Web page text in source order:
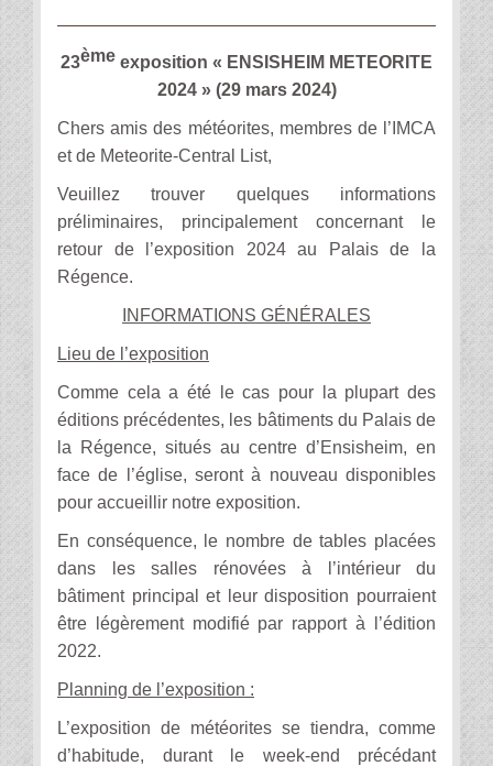
23ème exposition « ENSISHEIM METEORITE
2024 » (29 mars 2024)
Chers amis des météorites, membres de l’IMCA
et de Meteorite-Central List,
Veuillez trouver quelques informations
préliminaires, principalement concernant le
retour de l’exposition 2024 au Palais de la
Régence.
INFORMATIONS GÉNÉRALES
Lieu de l’exposition
Comme cela a été le cas pour la plupart des
éditions précédentes, les bâtiments du Palais de
la Régence, situés au centre d’Ensisheim, en
face de l’église, seront à nouveau disponibles
pour accueillir notre exposition.
En conséquence, le nombre de tables placées
dans les salles rénovées à l’intérieur du
bâtiment principal et leur disposition pourraient
être légèrement modifié par rapport à l’édition
2022.
Planning de l’exposition :
L’exposition de météorites se tiendra, comme
d’habitude, durant le week-end précédant